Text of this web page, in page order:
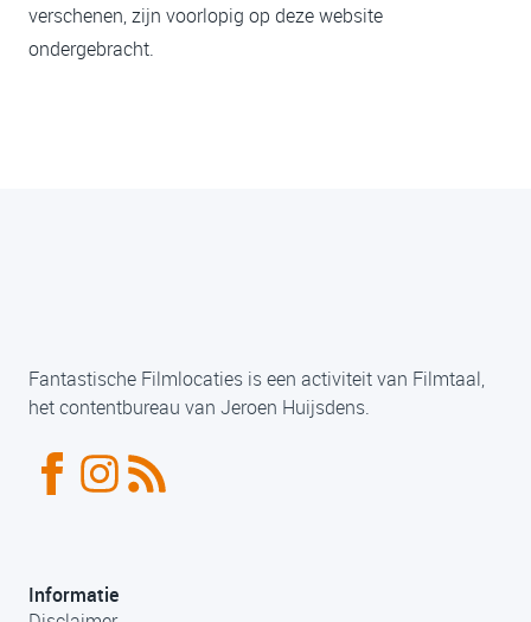
verschenen, zijn voorlopig op deze website
ondergebracht.
Fantastische Filmlocaties is een activiteit van Filmtaal,
het contentbureau van Jeroen Huijsdens.
Informatie